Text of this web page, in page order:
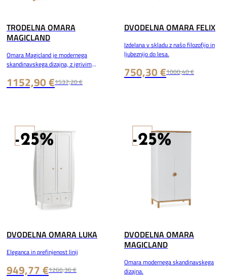
TRODELNA OMARA
MAGICLAND
Omara Magicland je modernega
skandinavskega dizajna, z igrivim
dotik deluje nežno a toplo.
1152,90 €1537,20 €
DVODELNA OMARA FELIX
Izdelana v skladu z našo filozofijo in
ljubeznijo do lesa.
750,30 €1000,40 €
-25%
DVODELNA OMARA LUKA
Eleganca in prefinjenost linij
949,77 €1266,36 €
-25%
DVODELNA OMARA
MAGICLAND
Omara modernega skandinavskega
dizajna.